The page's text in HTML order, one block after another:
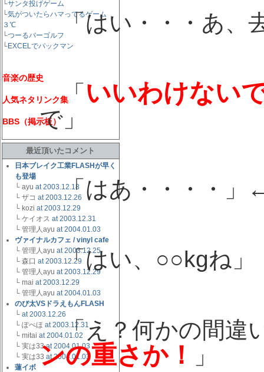
└サンタ投げゲーム
└気がついたらハマってるゲーム
３℃
└つーるバーゴルフ
└EXCELでパックマン
音楽の歴史
人気ネタリンク集
BBS（掲示板）
最近頂いたコメント
日本ブレイク工業FLASHが早く
も登場
└ ayu at 2003.12.18
└ ザコ at 2003.12.26
└ kozi at 2003.12.29
└ ケイオス at 2003.12.31
└ 管理人ayu at 2004.01.03
ヴァイナルカフェ / vinyl cafe
└ 管理人ayu at 2003.12.25
└ 森口 at 2003.12.29
└ 管理人ayu at 2003.12.29
└ mai at 2003.12.29
└ 管理人ayu at 2004.01.03
のび太VSドラえもんFLASH
└ at 2003.12.26
└ ぽぺほ at 2003.12.31
└ mitai at 2004.01.02
└ 実は33at 2004.01.03
└ 実は33 at 2004.01.03
蓮イボ
ayu「はい・・・あ、
看護婦
「 いいわけない
で」
ayu「はあ・・・・」
看護婦
「はい、○○kgね」
ayu「え？何かの間違
ンの重さか！ 」